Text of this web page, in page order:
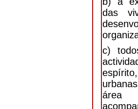
das
c)
área